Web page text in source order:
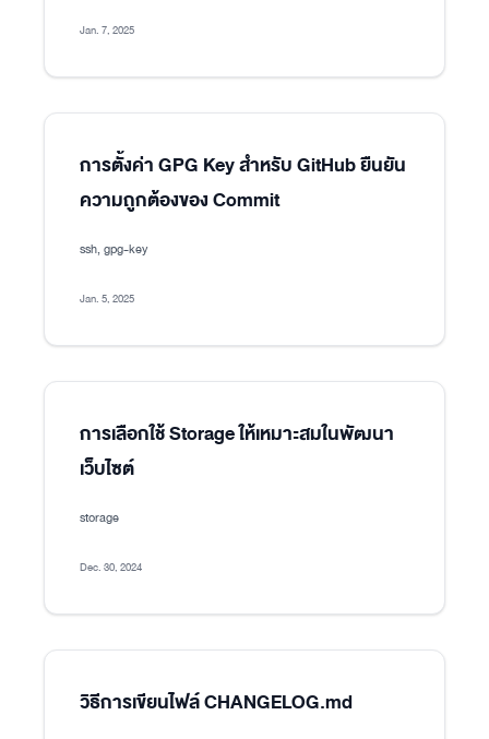
Jan. 7, 2025
การตั้งค่า GPG Key สำหรับ GitHub ยืนยัน
ความถูกต้องของ Commit
ssh, gpg-key
Jan. 5, 2025
การเลือกใช้ Storage ให้เหมาะสมในพัฒนา
เว็บไซต์
storage
Dec. 30, 2024
วิธีการเขียนไฟล์ CHANGELOG.md